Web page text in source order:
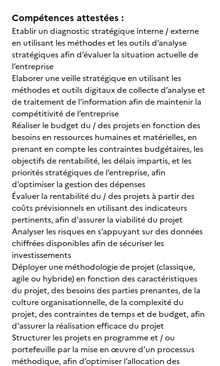
Compétences attestées :
Etablir un diagnostic stratégique interne / externe
en utilisant les méthodes et les outils d’analyse
stratégiques afin d’évaluer la situation actuelle de
l’entreprise
Elaborer une veille stratégique en utilisant les
méthodes et outils digitaux de collecte d’analyse et
de traitement de l’information afin de maintenir la
compétitivité de l’entreprise
Réaliser le budget du / des projets en fonction des
besoins en ressources humaines et matérielles, en
prenant en compte les contraintes budgétaires, les
objectifs de rentabilité, les délais impartis, et les
priorités stratégiques de l’entreprise, afin
d’optimiser la gestion des dépenses
Évaluer la rentabilité du / des projets à partir des
coûts prévisionnels en utilisant des indicateurs
pertinents, afin d'assurer la viabilité du projet
Analyser les risques en s’appuyant sur des données
chiffrées disponibles afin de sécuriser les
investissements
Déployer une méthodologie de projet (classique,
agile ou hybride) en fonction des caractéristiques
du projet, des besoins des parties prenantes, de la
culture organisationnelle, de la complexité du
projet, des contraintes de temps et de budget, afin
d'assurer la réalisation efficace du projet
Structurer les projets en programme et / ou
portefeuille par la mise en œuvre d’un processus
méthodique, afin d’optimiser l’allocation des